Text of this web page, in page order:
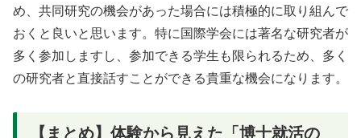
め、共同研究の機会があった場合には積極的に取り組んで
おくと良いと思います。特に国際学会には著名な研究者が
多く参加しますし、参加できる学生も限られるため、多く
の研究者と直接話すことができる貴重な機会になります。
【まとめ】体験から見えた「博士就活の